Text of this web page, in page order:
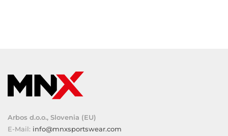
Arbos d.o.o., Slovenia (EU)
E-Mail: info@mnxsportswear.com